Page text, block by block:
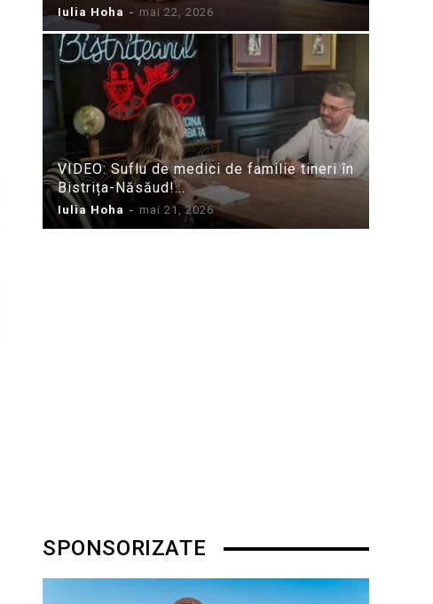
Iulia Hoha - mai 22, 2026
VIDEO: Suflu de medici de familie tineri în
Bistrița-Năsăud!...
Iulia Hoha - mai 21, 2026
SPONSORIZATE